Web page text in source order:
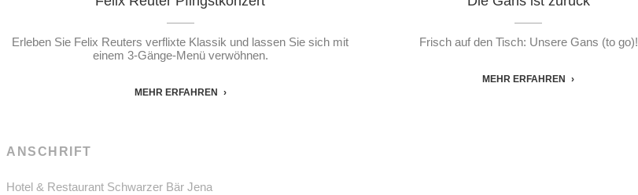
Erleben Sie Felix Reuters verflixte Klassik und lassen Sie sich mit
einem 3-Gänge-Menü verwöhnen.
MEHR ERFAHREN
Frisch auf den Tisch: Unsere Gans (to go)!
MEHR ERFAHREN
ANSCHRIFT
Hotel & Restaurant Schwarzer Bär Jena